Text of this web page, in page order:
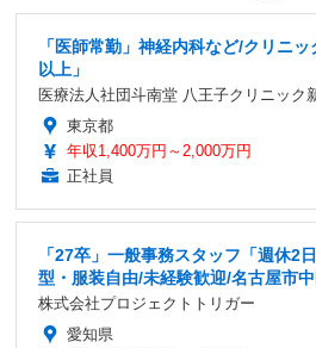
「医師常勤」神経内科など/クリニ
以上」
医療法人社団斗南堂 八王子クリニック
東京都
年収1,400万円～2,000万円
正社員
「27卒」一般事務スタッフ「週休2
型・服装自由/未経験歓迎/名古屋市
株式会社プロジェクトトリガー
愛知県